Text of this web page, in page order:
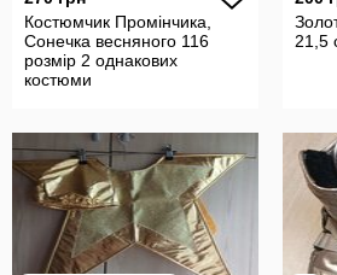
Костюмчик Промінчика,
Сонечка весняного 116
розмір 2 однакових
костюми
21,5